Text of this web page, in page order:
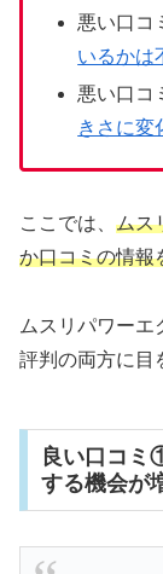
悪い口コ
いるかは
悪い口
きさに変
ここでは、 ムス
か口コミの情報
ムスリパワー
評判の両方に目
良い口コミ
する機会が